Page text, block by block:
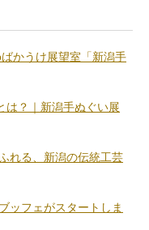
かうけ展望室「新潟手
は？｜新潟手ぬぐい展
れる、新潟の伝統工芸
ッフェがスタートしま